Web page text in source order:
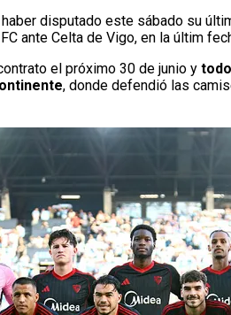
disputado este sábado su
ante Celta de Vigo, en la últim
el próximo 30 de junio y
, donde defendió las